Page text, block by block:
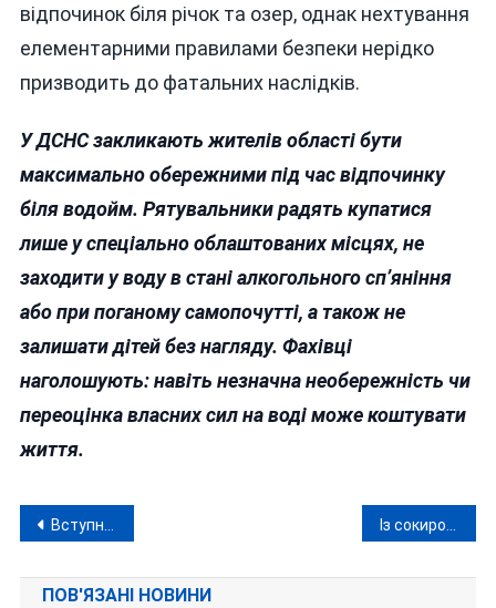
відпочинок біля річок та озер, однак нехтування
елементарними правилами безпеки нерідко
призводить до фатальних наслідків.
У ДСНС закликають жителів області бути
максимально обережними під час відпочинку
біля водойм. Рятувальники радять купатися
лише у спеціально облаштованих місцях, не
заходити у воду в стані алкогольного сп’яніння
або при поганому самопочутті, а також не
залишати дітей без нагляду. Фахівці
наголошують: навіть незначна необережність чи
переоцінка власних сил на воді може коштувати
життя.
Навігація
записів
Вступна кампанія-2026: МОН пояснило, що чекає на абітурієнтів Із сокирою проти патруля: на Вінниччині затримання військового-втікача переросло у сутичку
ПОВ'ЯЗАНІ НОВИНИ